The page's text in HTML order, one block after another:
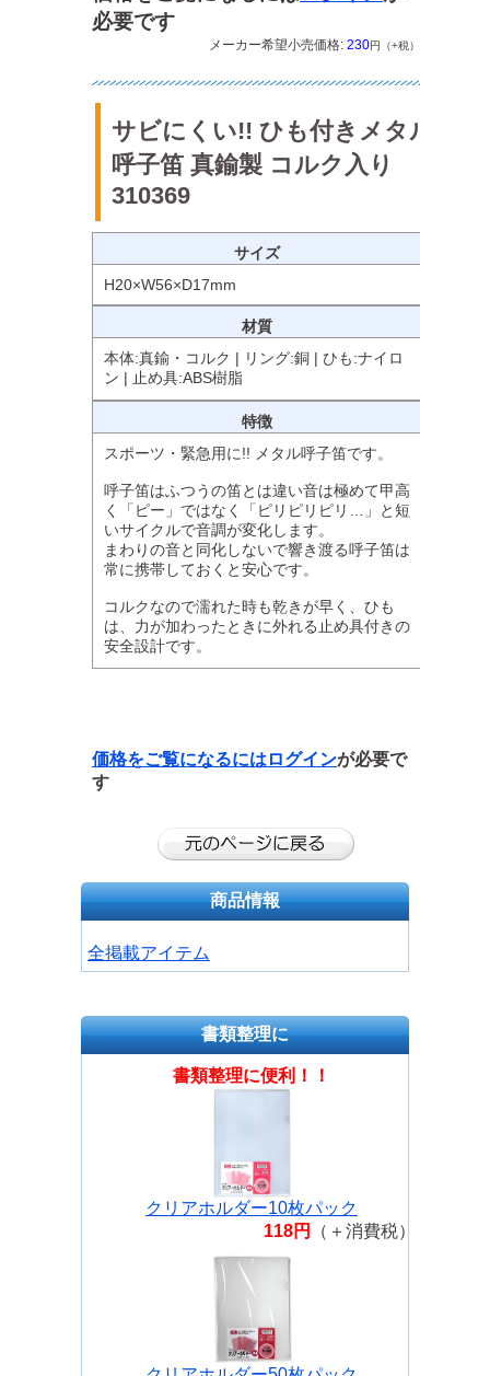
必要です
メーカー希望小売価格: 230円（+税）
サビにくい!! ひも付きメタル
呼子笛 真鍮製 コルク入り
310369
サイズ
H20×W56×D17mm
材質
本体:真鍮・コルク | リング:銅 | ひも:ナイロ
ン | 止め具:ABS樹脂
特徴
スポーツ・緊急用に!! メタル呼子笛です。
呼子笛はふつうの笛とは違い音は極めて甲高
く「ピー」ではなく「ピリピリピリ…」と短
いサイクルで音調が変化します。
まわりの音と同化しないで響き渡る呼子笛は
常に携帯しておくと安心です。
コルクなので濡れた時も乾きが早く、ひも
は、力が加わったときに外れる止め具付きの
安全設計です。
価格をご覧になるには ログインが必要で
す
商品情報
全掲載アイテム
書類整理に
書類整理に便利！！
クリアホルダー10枚パック
118円
（＋消費税）